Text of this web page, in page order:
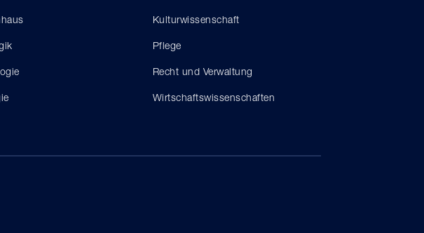
Kulturwissenschaft
Pflege
Recht und Verwaltung
Wirtschaftswissenschaften